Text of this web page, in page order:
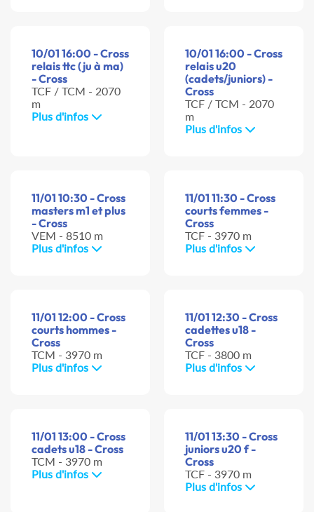
10/01 16:00 - Cross
relais ttc (ju à ma)
- Cross
TCF / TCM - 2070
m
Plus d'infos
10/01 16:00 - Cross
relais u20
(cadets/juniors) -
Cross
TCF / TCM - 2070
m
Plus d'infos
11/01 10:30 - Cross
masters m1 et plus
- Cross
VEM - 8510 m
Plus d'infos
11/01 11:30 - Cross
courts femmes -
Cross
TCF - 3970 m
Plus d'infos
11/01 12:00 - Cross
courts hommes -
Cross
TCM - 3970 m
Plus d'infos
11/01 12:30 - Cross
cadettes u18 -
Cross
TCF - 3800 m
Plus d'infos
11/01 13:00 - Cross
cadets u18 - Cross
TCM - 3970 m
Plus d'infos
11/01 13:30 - Cross
juniors u20 f -
Cross
TCF - 3970 m
Plus d'infos